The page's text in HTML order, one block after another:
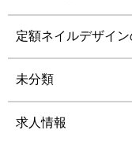
定額ネイルデザイ
未分類
求人情報